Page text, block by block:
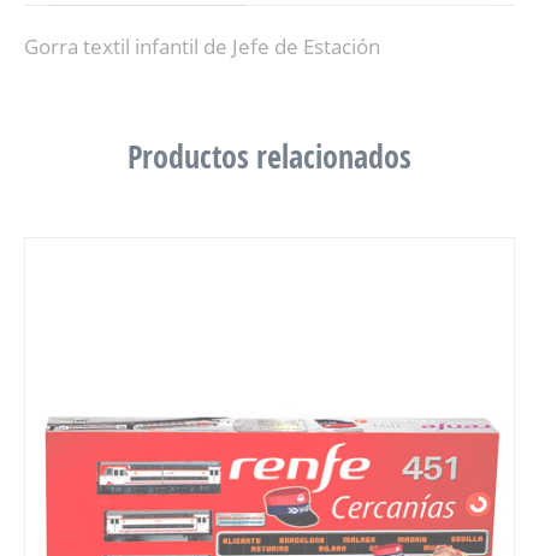
Gorra textil infantil de Jefe de Estación
Productos relacionados